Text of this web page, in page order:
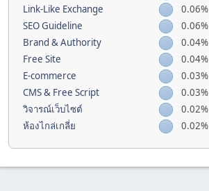
Link-Like Exchange
0.06%
SEO Guideline
0.06%
Brand & Authority
0.04%
Free Site
0.04%
E-commerce
0.03%
CMS & Free Script
0.03%
วิจารณ์เว็บไซต์
0.02%
ห้องไกล่เกลี่ย
0.02%